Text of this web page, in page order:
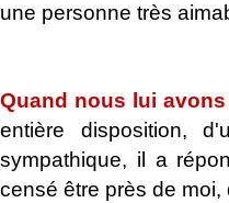
une personne très
Quand nous lui
entière disposition,
sympathique, il a
censé être près de